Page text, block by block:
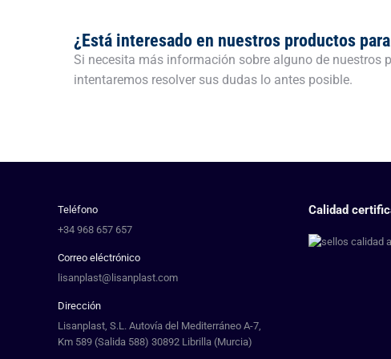
¿Está interesado en nuestros productos
Si necesita más información sobre alguno de nuestros
intentaremos resolver sus dudas lo antes posible.
Teléfono
+34 968 657 657
Correo eléctrónico
lisanplast@lisanplast.com
Dirección
Lisanplast, S.L. Autovía del Mediterráneo A-7,
Km 589 (Salida 588) 30892 Librilla (Murcia)
Calidad